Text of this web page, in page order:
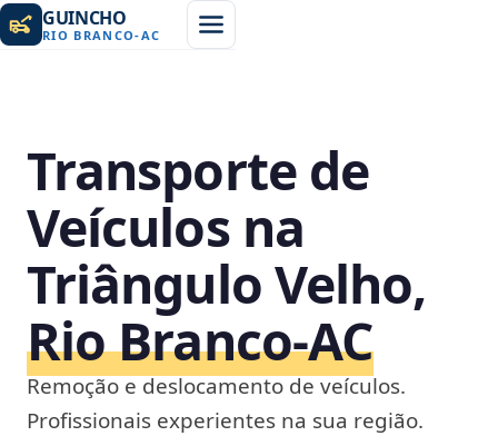
GUINCHO
RIO BRANCO-AC
Transporte de
Veículos na
Triângulo Velho,
Rio Branco‑AC
Remoção e deslocamento de veículos.
Profissionais experientes na sua região.